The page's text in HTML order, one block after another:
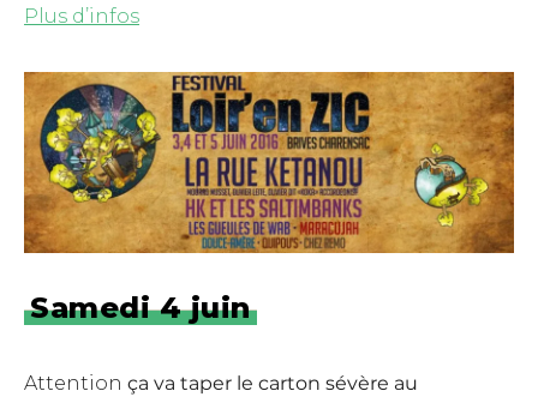
Plus d’infos
Samedi 4 juin
Attention ça va taper le carton sévère au